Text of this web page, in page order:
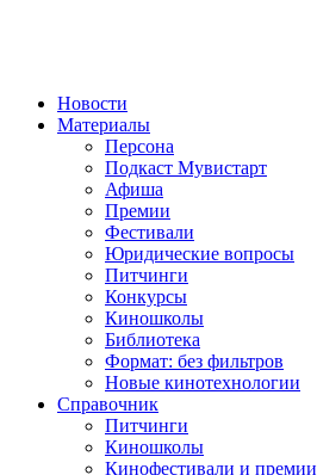
Новости
Материалы
Персона
Подкаст Мувистарт
Афиша
Премии
Фестивали
Юридические вопросы
Питчинги
Конкурсы
Киношколы
Библиотека
Формат: без фильтров
Новые кинотехнологии
Справочник
Питчинги
Киношколы
Кинофестивали и премии